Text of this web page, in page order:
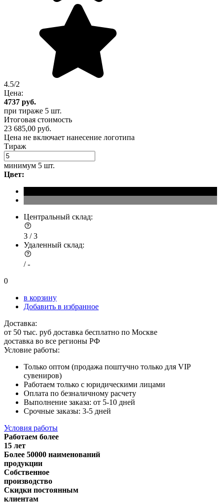
4.5/2
Цена:
4737 руб.
при тираже 5 шт.
Итоговая стоимость
23 685,00 руб.
Цена не включает нанесение логотипа
Тираж
минимум 5 шт.
Цвет:
Центральный склад:
3 /3
Удаленный склад:
/-
0
в корзину
Добавить в избранное
Доставка:
от 50 тыс. руб доставка бесплатно по Москве
доставка во все регионы РФ
Условие работы:
Только оптом (продажа поштучно только для VIP
сувениров)
Работаем только с юридическими лицами
Оплата по безналичному расчету
Выполнение заказа: от 5-10 дней
Срочные заказы: 3-5 дней
Условия работы
Работаем более
15 лет
Более 50000 наименований
продукции
Собственное
производство
Скидки постоянным
клиентам